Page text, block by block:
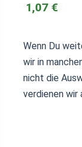
1,07 €
Wenn Du
wir in
nicht die
verdienen wir